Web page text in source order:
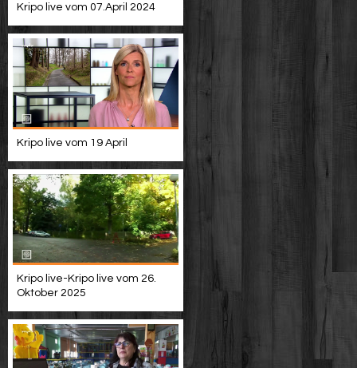
Kripo live vom 07.April 2024
Kripo live vom 19 April
Kripo live-Kripo live vom 26.
Oktober 2025